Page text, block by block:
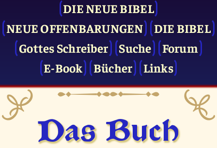
DIE NEUE BIBEL
NEUE OFFENBARUNGEN
DIE BIBEL
Gottes Schreiber
Suche
Forum
E-Book
Bücher Links
Das Buch